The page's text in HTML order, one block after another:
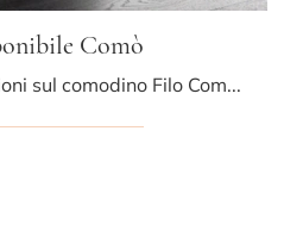
Comò
Clicca e ottieni informazioni sul comodino Filo Componibile Comò: Comodini e cassettiere di Sangiacomo sono ideali per spazi moderni.